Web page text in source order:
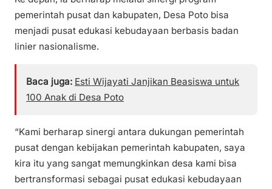
pemerintah pusat dan kabupaten, Desa Poto bisa
menjadi pusat edukasi kebudayaan berbasis badan
linier nasionalisme.
Baca juga: Esti Wijayati Janjikan Beasiswa untuk
100 Anak di Desa Poto
“Kami berharap sinergi antara dukungan pemerintah
pusat dengan kebijakan pemerintah kabupaten, saya
kira itu yang sangat memungkinkan desa kami bisa
bertransformasi sebagai pusat edukasi kebudayaan